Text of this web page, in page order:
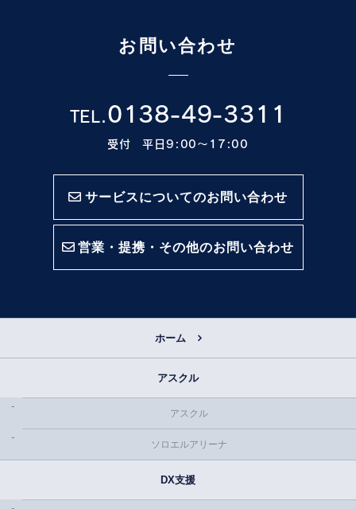
お問い合わせ
TEL.0138-49-3311
受付 平日9:00〜17:00
サービスについてのお問い合わせ
営業・提携・その他のお問い合わせ
ホーム
アスクル
アスクル
ソロエルアリーナ
DX支援